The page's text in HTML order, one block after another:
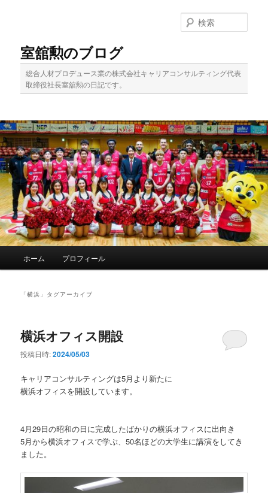
移
動
動
室舘勲のブログ
総合人材プロデュース業の株式会社キャリアコンサルティング代表
取締役社長室舘勲の日記です。
索
ホーム プロフィール
「横浜 」タグアーカイブ
横浜オフィス開設
投稿日時:2024/05/03
キャリアコンサルティングは5月より新たに
横浜オフィスを開設しています。
4月29日の昭和の日に完成したばかりの横浜オフィスに出向き
5月から横浜オフィスで学ぶ、50名ほどの大学生に講演をしてき
ました。